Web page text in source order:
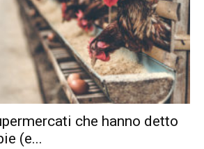
che hanno detto
(e...